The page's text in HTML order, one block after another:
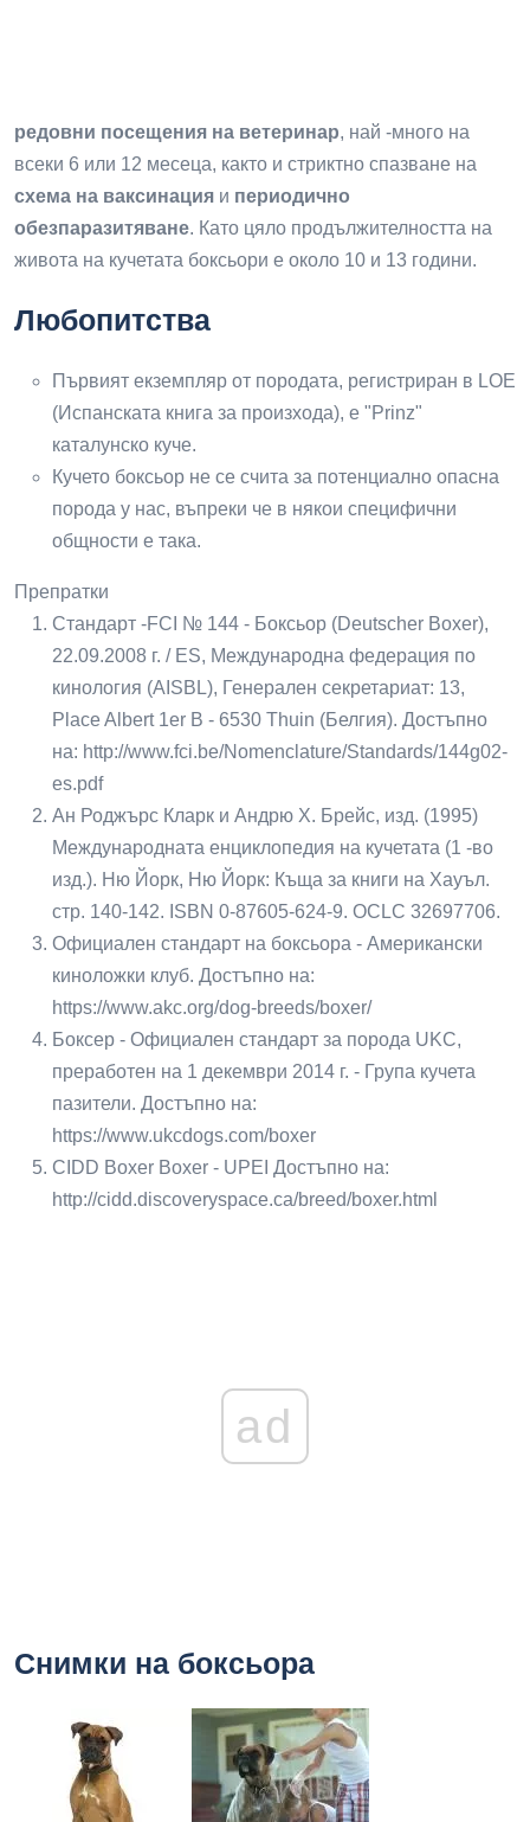
редовни посещения на ветеринар, най -много на
всеки 6 или 12 месеца, както и стриктно спазване на
схема на ваксинация и периодично
обезпаразитяване. Като цяло продължителността на
живота на кучетата боксьори е около 10 и 13 години.
Любопитства
Първият екземпляр от породата, регистриран в LOE
(Испанската книга за произхода), е "Prinz"
каталунско куче.
Кучето боксьор не се счита за потенциално опасна
порода у нас, въпреки че в някои специфични
общности е така.
Препратки
Стандарт -FCI № 144 - Боксьор (Deutscher Boxer),
22.09.2008 г. / ES, Международна федерация по
кинология (AISBL), Генерален секретариат: 13,
Place Albert 1er B - 6530 Thuin (Белгия). Достъпно
на: http://www.fci.be/Nomenclature/Standards/144g02-
es.pdf
Ан Роджърс Кларк и Андрю Х. Брейс, изд. (1995)
Международната енциклопедия на кучетата (1 -во
изд.). Ню Йорк, Ню Йорк: Къща за книги на Хауъл.
стр. 140-142. ISBN 0-87605-624-9. OCLC 32697706.
Официален стандарт на боксьора - Американски
киноложки клуб. Достъпно на:
https://www.akc.org/dog-breeds/boxer/
Боксер - Официален стандарт за порода UKC,
преработен на 1 декември 2014 г. - Група кучета
пазители. Достъпно на:
https://www.ukcdogs.com/boxer
CIDD Boxer Boxer - UPEI Достъпно на:
http://cidd.discoveryspace.ca/breed/boxer.html
ad
Снимки на боксьора